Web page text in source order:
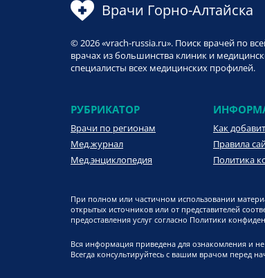
Врачи Горно-Алтайска
© 2026 «vrach-russia.ru». Поиск врачей по
врачах из большинства клиник и
специалисты всех медицинских профилей.
РУБРИКАТОР
Врачи по регионам
Мед.журнал
Мед.энциклопедия
Как
Правила
Политика
При полном или частичном использовании
открытых источников или от представителей
предоставления услуг согласно Политики
Вся информация приведена для ознакомления и
Всегда консультируйтесь с вашим врачом перед